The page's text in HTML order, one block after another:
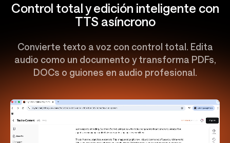
Control total y edición inteligente con
TTS asíncrono
Convierte texto a voz con control total. Edita
audio como un documento y transforma PDFs,
DOCs o guiones en audio profesional.